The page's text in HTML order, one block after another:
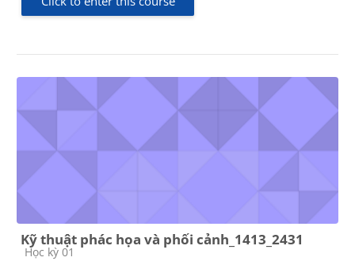
Kỹ thuật phác họa và phối cảnh_1413_2431
Course category
Học kỳ 01